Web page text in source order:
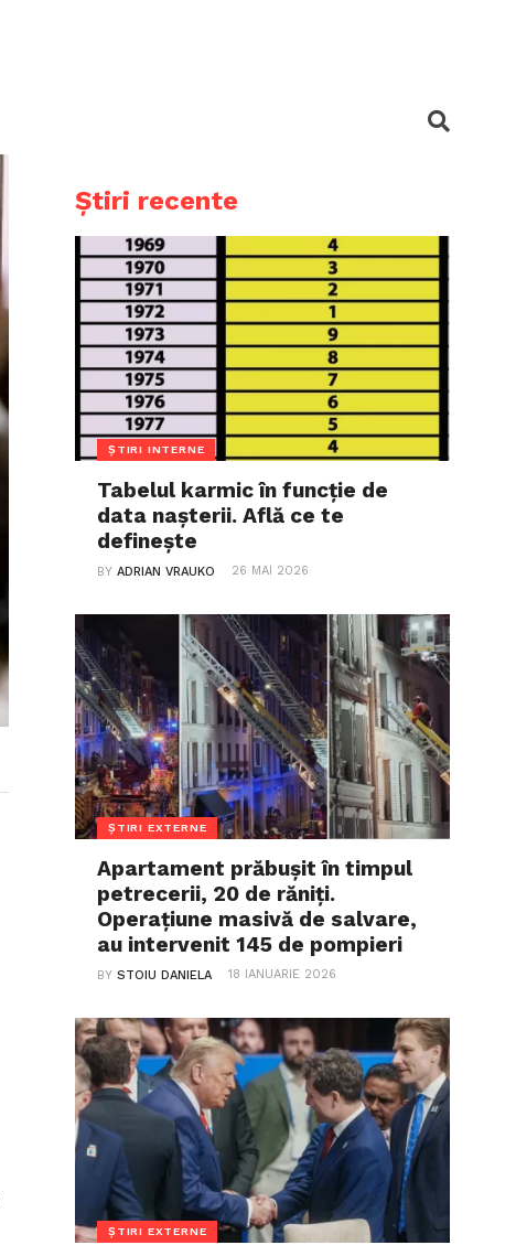
Știri recente
ȘTIRI INTERNE
Tabelul karmic în funcție de
data nașterii. Află ce te
definește
BYADRIAN VRAUKO 26 MAI 2026
ȘTIRI EXTERNE
Apartament prăbușit în timpul
petrecerii, 20 de răniți.
Operațiune masivă de salvare,
au intervenit 145 de pompieri
BYSTOIU DANIELA 18 IANUARIE 2026
ȘTIRI EXTERNE